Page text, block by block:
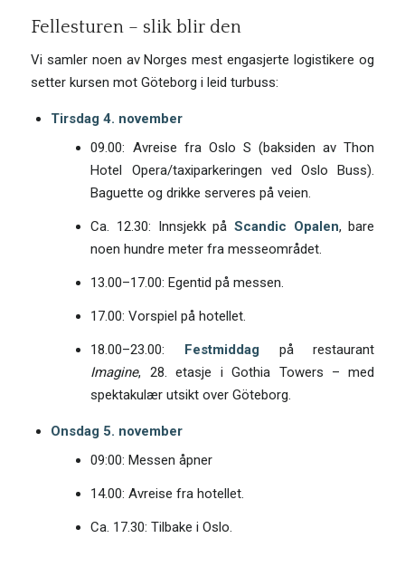
Fellesturen – slik blir den
Vi samler noen av Norges mest engasjerte logistikere og
setter kursen mot Göteborg i leid turbuss:
Tirsdag 4. november
09.00: Avreise fra Oslo S (baksiden av Thon
Hotel Opera/taxiparkeringen ved Oslo Buss).
Baguette og drikke serveres på veien.
Ca. 12.30: Innsjekk påScandic Opalen, bare
noen hundre meter fra messeområdet.
13.00–17.00: Egentid på messen.
17.00: Vorspiel på hotellet.
18.00–23.00: Festmiddag på restaurant
Imagine, 28. etasje i Gothia Towers – med
spektakulær utsikt over Göteborg.
Onsdag 5. november
09:00: Messen åpner
14.00: Avreise fra hotellet.
Ca. 17.30: Tilbake i Oslo.